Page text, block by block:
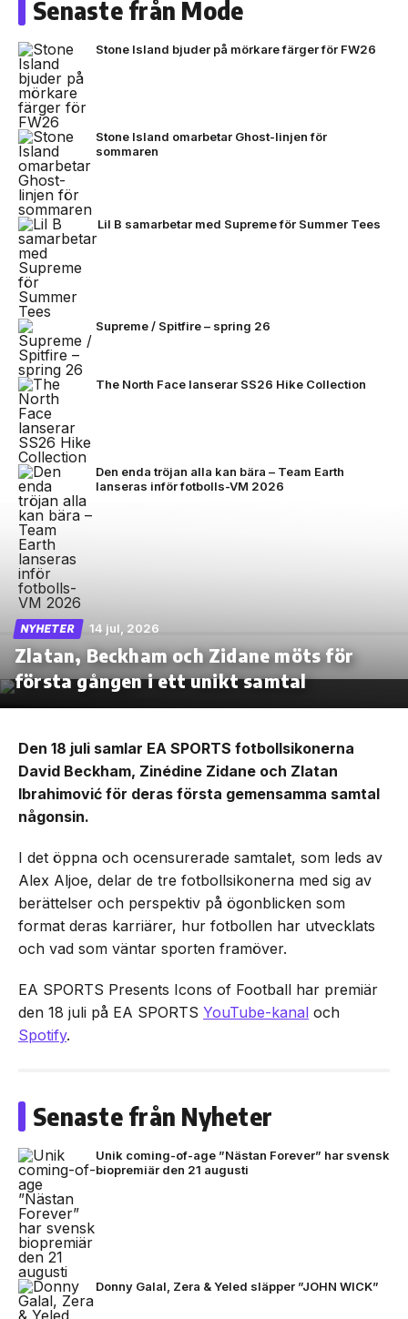
Senaste från Mode
Stone Island bjuder på mörkare färger för FW26
Stone Island omarbetar Ghost-linjen för
sommaren
Lil B samarbetar med Supreme för Summer Tees
Supreme / Spitfire – spring 26
The North Face lanserar SS26 Hike Collection
Den enda tröjan alla kan bära – Team Earth
lanseras inför fotbolls-VM 2026
NYHETER 14 jul, 2026
Zlatan, Beckham och Zidane möts för
första gången i ett unikt samtal
Den 18 juli samlar EA SPORTS fotbollsikonerna
David Beckham, Zinédine Zidane och Zlatan
Ibrahimović för deras första gemensamma samtal
någonsin.
I det öppna och ocensurerade samtalet, som leds av
Alex Aljoe, delar de tre fotbollsikonerna med sig av
berättelser och perspektiv på ögonblicken som
format deras karriärer, hur fotbollen har utvecklats
och vad som väntar sporten framöver.
EA SPORTS Presents Icons of Football har premiär
den 18 juli på EA SPORTS YouTube-kanal och
Spotify.
Senaste från Nyheter
Unik coming-of-age ”Nästan Forever” har svensk
biopremiär den 21 augusti
Donny Galal, Zera & Yeled släpper ”JOHN WICK”